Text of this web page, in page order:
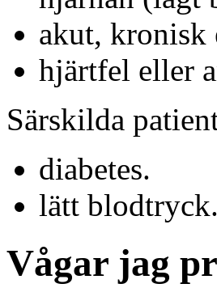
akut, kronisk
hjärtfel eller
Särskilda
diabetes.
lätt blodtryck.
Vågar jag